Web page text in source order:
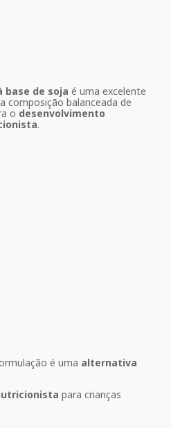
base de soja é uma excelente
composição balanceada de
o desenvolvimento
.
é uma alternativa
para crianças